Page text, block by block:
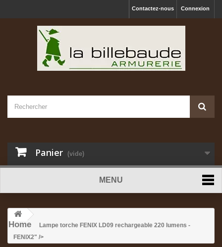
Connexion
Contactez-nous
Panier (vide)
MENU
Home
Lampe torche FENIX LD09 rechargeable 220 lumens -
FENIX2" />